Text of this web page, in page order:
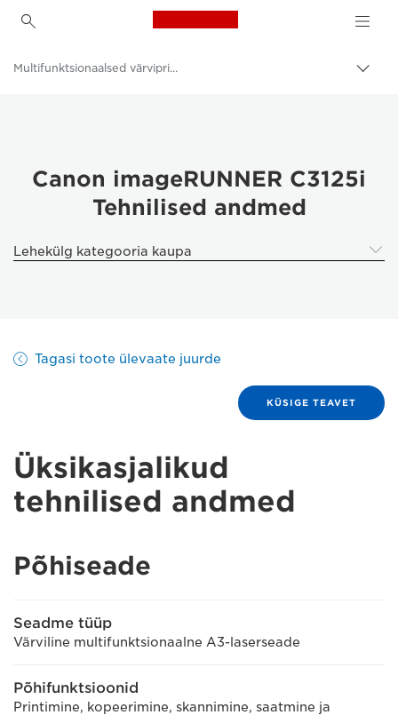
Canon Logo, back to
Lülita
Äritooted
Äriprinterid ja -faksimasinad
Multifunktsionaalsed värviprinterid
Canon imageRUNNER C3125i
Tehnilised andmed
Lehekülg kategooria kaupa
Tagasi toote ülevaate juurde
KÜSIGE TEAVET
Üksikasjalikud
tehnilised andmed
Põhiseade
Seadme tüüp
Värviline multifunktsionaalne A3-laserseade
Põhifunktsioonid
Printimine, kopeerimine, skannimine, saatmine ja